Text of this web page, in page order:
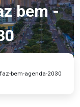
bem -
bem-agenda-2030